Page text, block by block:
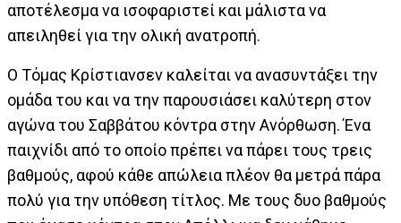
αποτέλεσμα να ισοφαριστεί και μάλιστα να
απειληθεί για την ολική ανατροπή.
Ο Τόμας Κρίστιανσεν καλείται να ανασυντάξει την
ομάδα του και να την παρουσιάσει καλύτερη στον
αγώνα του Σαββάτου κόντρα στην Ανόρθωση. Ένα
παιχνίδι από το οποίο πρέπει να πάρει τους τρεις
βαθμούς, αφού κάθε απώλεια πλέον θα μετρά πάρα
πολύ για την υπόθεση τίτλος. Με τους δυο βαθμούς